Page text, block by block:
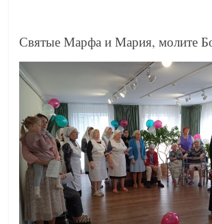
Святые Марфа и Мария, молите